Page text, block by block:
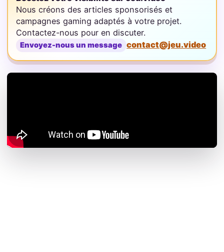
Nous créons des articles sponsorisés et
campagnes gaming adaptés à votre projet.
Contactez-nous pour en discuter.
Envoyez-nous un message contact@jeu.video